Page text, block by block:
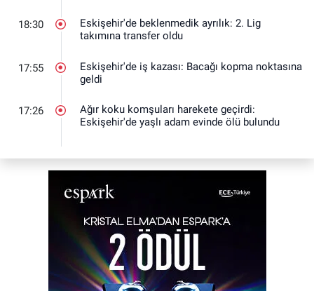
18:30
Eskişehir'de beklenmedik ayrılık: 2. Lig
takımına transfer oldu
17:55
Eskişehir'de iş kazası: Bacağı kopma noktasına
geldi
17:26
Ağır koku komşuları harekete geçirdi:
Eskişehir'de yaşlı adam evinde ölü bulundu